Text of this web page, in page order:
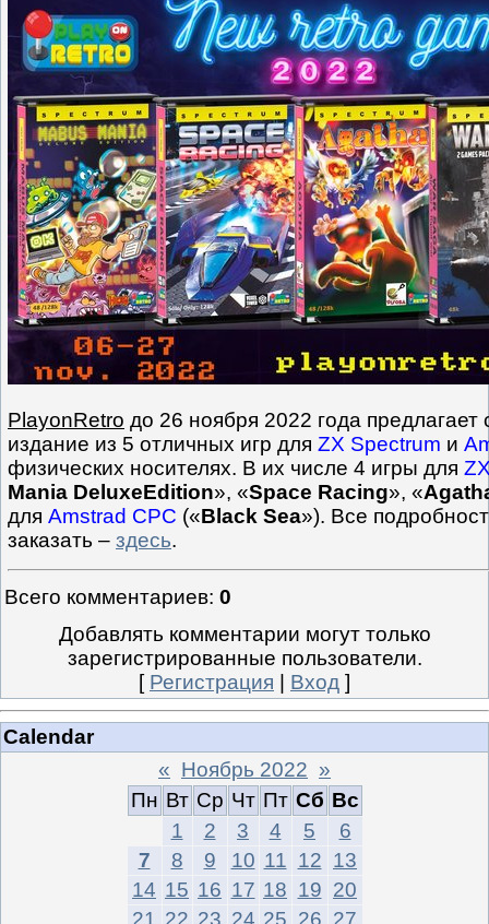
PlayonRetro до 26 ноября 2022 года предлагает
издание из 5 отличных игр для ZX Spectrum и
физических носителях. В их числе 4 игры для
Mania DeluxeEdition», «Space Racing», «
для Amstrad CPC («Black Sea»). Все
заказать – здесь.
Всего комментариев: 0
Добавлять комментарии могут только
зарегистрированные пользователи.
[ Регистрация Вход ]
Calendar
« Ноябрь 2022 »
Пн Вт Ср Чт Пт Сб Вс
1
2 3 4 5
6
7
8 9 10 11 12 13
14 15 16 17 18 19 20
21 22 23 24 25 26 27